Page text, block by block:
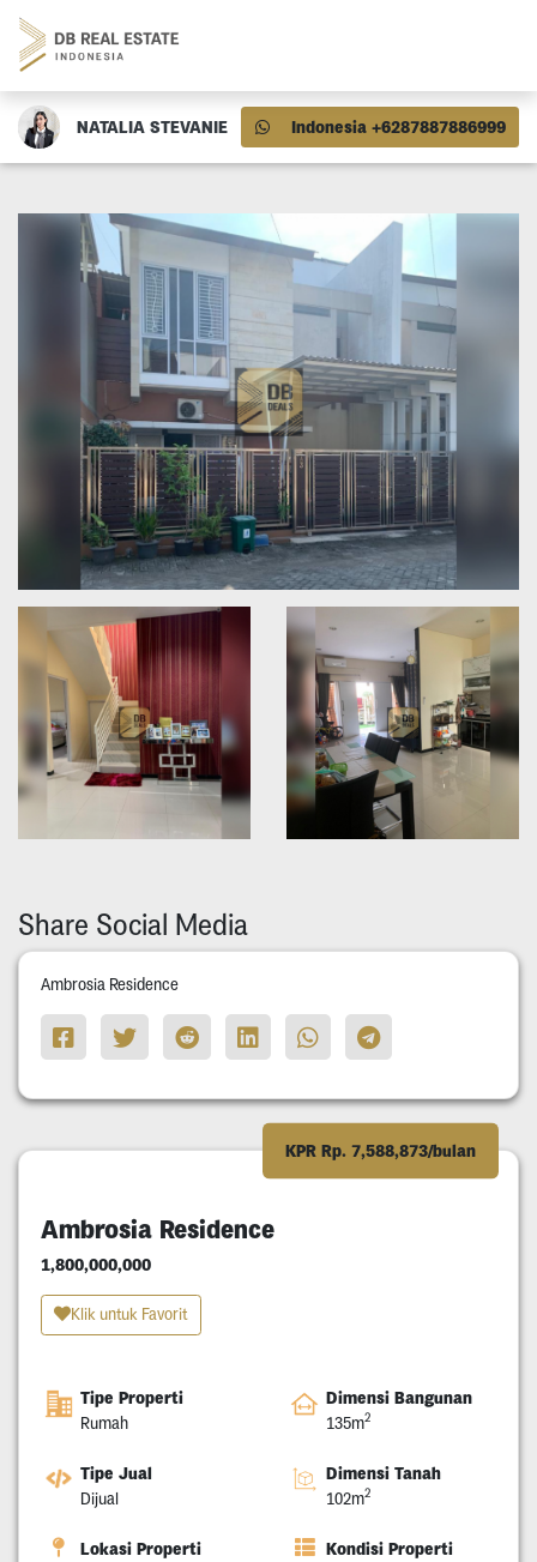
NATALIA STEVANIE Indonesia +6287887886999
Share Social Media
Ambrosia Residence
KPR Rp. 7,588,873/bulan
Ambrosia Residence
1,800,000,000
Klik untuk Favorit
Tipe Properti
Rumah
Dimensi Bangunan
135m2
Tipe Jual
Dijual
Dimensi Tanah
102m2
Lokasi Properti Kondisi Properti